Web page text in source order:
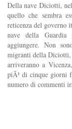
Della nave Diciotti,
quello che sembra
reticenza del governo
nave della
aggiungere. Non
migranti della Diciotti,
arriveranno a
piÃ¹ di cinque giorni
numero di commenti